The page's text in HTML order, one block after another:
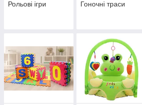
Рольові ігри Гоночні траси